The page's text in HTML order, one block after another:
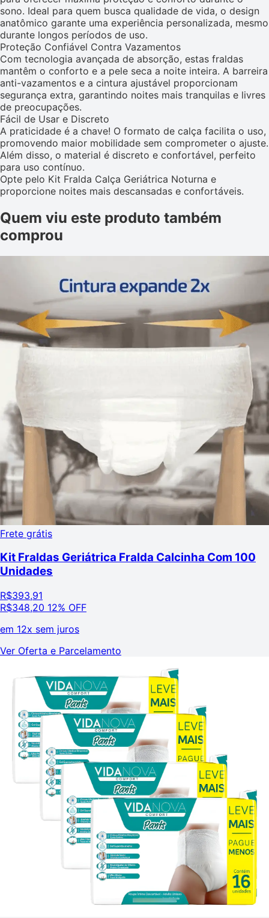
sono. Ideal para quem busca qualidade de vida, o design
anatômico garante uma experiência personalizada, mesmo
durante longos períodos de uso.
Proteção Confiável Contra Vazamentos
Com tecnologia avançada de absorção, estas fraldas
mantêm o conforto e a pele seca a noite inteira. A barreira
anti-vazamentos e a cintura ajustável proporcionam
segurança extra, garantindo noites mais tranquilas e livres
de preocupações.
Fácil de Usar e Discreto
A praticidade é a chave! O formato de calça facilita o uso,
promovendo maior mobilidade sem comprometer o ajuste.
Além disso, o material é discreto e confortável, perfeito
para uso contínuo.
Opte pelo Kit Fralda Calça Geriátrica Noturna e
proporcione noites mais descansadas e confortáveis.
Quem viu este produto também
comprou
Frete grátis
Kit Fraldas Geriátrica Fralda Calcinha Com 100
Unidades
R$393,91
R$348,20 12% OFF
em 12x sem juros
Ver Oferta e Parcelamento